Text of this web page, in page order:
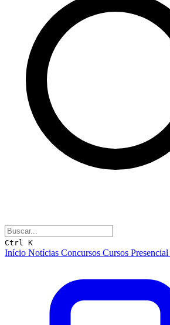
Ctrl K
Início Notícias Concursos Cursos Presencial